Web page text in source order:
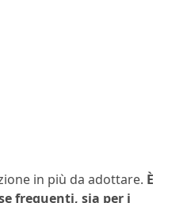
in più da adottare. È
frequenti, sia per i